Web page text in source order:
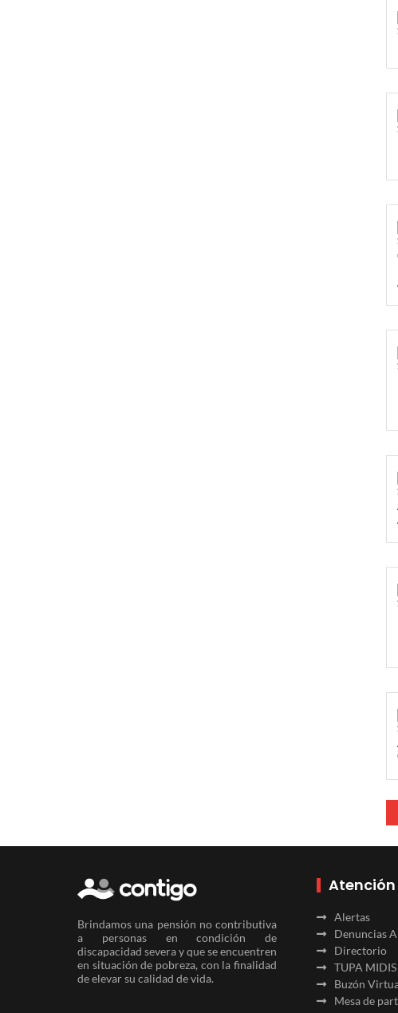
Brindamos una pensión no contributiva
a personas en condición de
discapacidad severa y que se encuentren
en situación de pobreza, con la finalidad
de elevar su calidad de vida.
Alertas
Denuncias
Directorio
TUPA MIDIS
Buzón
Mesa de